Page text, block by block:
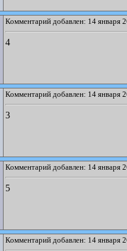
Комментарий добавлен: 14 января
4
Комментарий добавлен: 14 января
3
Комментарий добавлен: 14 января
5
Комментарий добавлен: 14 января